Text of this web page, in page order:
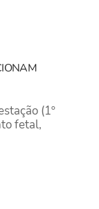
(1º
fetal,